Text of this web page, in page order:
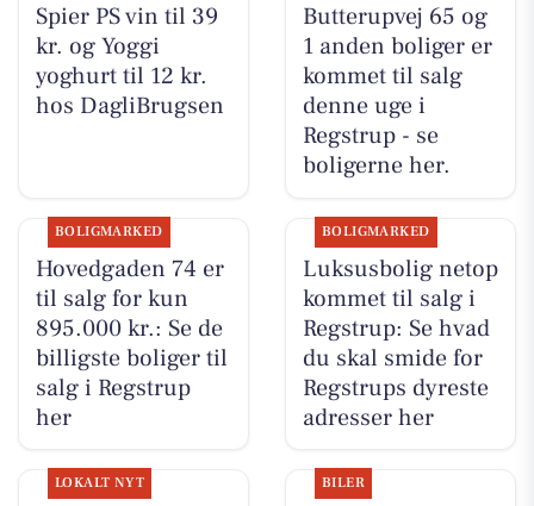
Spier PS vin til 39
kr. og Yoggi
yoghurt til 12 kr.
hos DagliBrugsen
Butterupvej 65 og
1 anden boliger er
kommet til salg
denne uge i
Regstrup - se
boligerne her.
BOLIGMARKED
Hovedgaden 74 er
til salg for kun
895.000 kr.: Se de
billigste boliger til
salg i Regstrup
her
BOLIGMARKED
Luksusbolig netop
kommet til salg i
Regstrup: Se hvad
du skal smide for
Regstrups dyreste
adresser her
LOKALT NYT BILER